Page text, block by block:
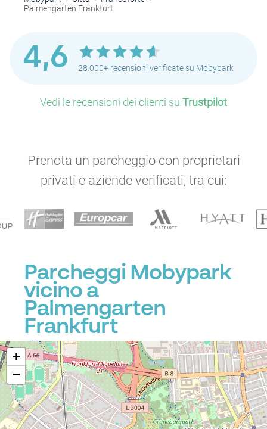
Palmengarten Frankfurt
4,6 28.000+ recensioni verificate su Mobypark
Vedi le recensioni dei clienti su Trustpilot
Prenota un parcheggio con proprietari
privati e aziende verificati, tra cui:
Parcheggi Mobypark
vicino a
Palmengarten
Frankfurt
+
−